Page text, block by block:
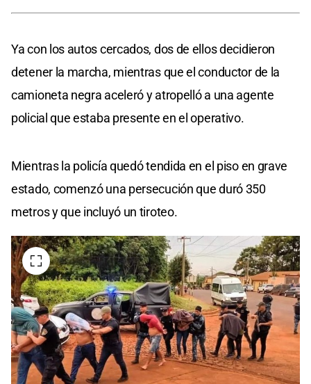
Ya con los autos cercados, dos de ellos decidieron
detener la marcha, mientras que el conductor de la
camioneta negra aceleró y atropelló a una agente
policial que estaba presente en el operativo.
Mientras la policía quedó tendida en el piso en grave
estado, comenzó una persecución que duró 350
metros y que incluyó un tiroteo.